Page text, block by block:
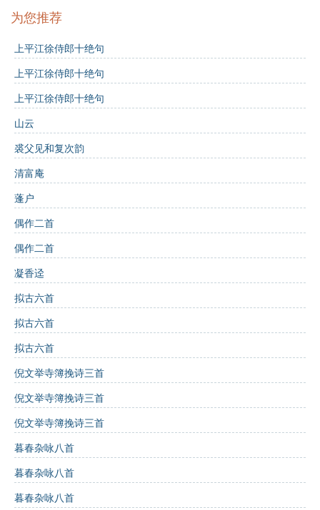
为您推荐
上平江徐侍郎十绝句
上平江徐侍郎十绝句
上平江徐侍郎十绝句
山云
裘父见和复次韵
清富庵
蓬户
偶作二首
偶作二首
凝香迳
拟古六首
拟古六首
拟古六首
倪文举寺簿挽诗三首
倪文举寺簿挽诗三首
倪文举寺簿挽诗三首
暮春杂咏八首
暮春杂咏八首
暮春杂咏八首
“可笑愚儒生”：可笑的是那些愚笨的书生。
修辞手法 ：
比喻：将友谊比作杯酒，形象生动。
对仗
了诗歌的韵律感。
夸张
华。
主题思想
整首诗通过对青年人交往的描写，反映了人际关系的复
杂与世俗的压力。友谊在美好与辛酸之间交织，表达了
对纯真友情的渴望与对现实冷漠的无奈。
意象分析：
酒：象征友情和聚会。
青春：代表活力与激情。
夜：象征紧张的社交时刻。
车
：代表繁忙的生活与交际。
长安：象征繁华与喧闹的都市生活。
互动学习：